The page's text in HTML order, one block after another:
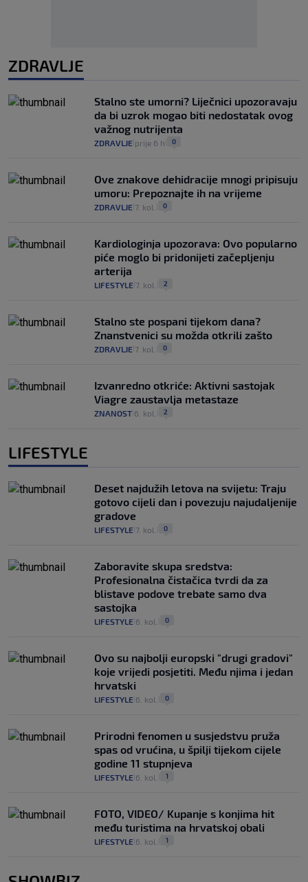
ZDRAVLJE
Stalno ste umorni? Liječnici upozoravaju
da bi uzrok mogao biti nedostatak ovog
važnog nutrijenta
ZDRAVLJE prije 6 h 0
Ove znakove dehidracije mnogi pripisuju
umoru: Prepoznajte ih na vrijeme
ZDRAVLJE 7. kol. 0
Kardiologinja upozorava: Ovo popularno
piće moglo bi pridonijeti začepljenju
arterija
LIFESTYLE 7. kol. 2
Stalno ste pospani tijekom dana?
Znanstvenici su možda otkrili zašto
ZDRAVLJE 7. kol. 0
Izvanredno otkriće: Aktivni sastojak
Viagre zaustavlja metastaze
ZNANOST 6. kol. 2
LIFESTYLE
Deset najdužih letova na svijetu: Traju
gotovo cijeli dan i povezuju najudaljenije
gradove
LIFESTYLE 7. kol. 0
Zaboravite skupa sredstva:
Profesionalna čistačica tvrdi da za
blistave podove trebate samo dva
sastojka
LIFESTYLE 6. kol. 0
Ovo su najbolji europski "drugi gradovi"
koje vrijedi posjetiti. Među njima i jedan
hrvatski
LIFESTYLE 6. kol. 0
Prirodni fenomen u susjedstvu pruža
spas od vrućina, u špilji tijekom cijele
godine 11 stupnjeva
LIFESTYLE 6. kol. 1
FOTO, VIDEO/ Kupanje s konjima hit
među turistima na hrvatskoj obali
LIFESTYLE 6. kol. 1